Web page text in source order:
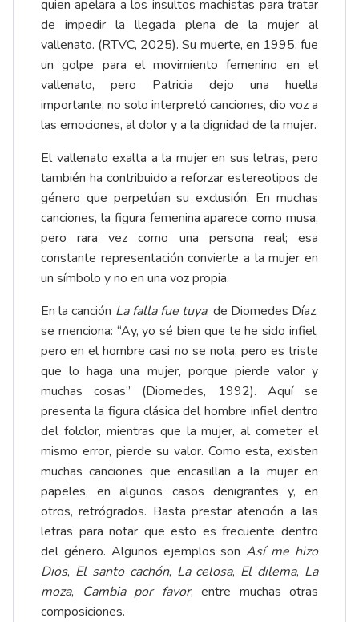
quien apelara a los insultos machistas para tratar
de impedir la llegada plena de la mujer al
vallenato. (RTVC, 2025). Su muerte, en 1995, fue
un golpe para el movimiento femenino en el
vallenato, pero Patricia dejo una huella
importante; no solo interpretó canciones, dio voz a
las emociones, al dolor y a la dignidad de la mujer.
El vallenato exalta a la mujer en sus letras, pero
también ha contribuido a reforzar estereotipos de
género que perpetúan su exclusión. En muchas
canciones, la figura femenina aparece como musa,
pero rara vez como una persona real; esa
constante representación convierte a la mujer en
un símbolo y no en una voz propia.
En la canción La falla fue tuya, de Diomedes Díaz,
se menciona: “Ay, yo sé bien que te he sido infiel,
pero en el hombre casi no se nota, pero es triste
que lo haga una mujer, porque pierde valor y
muchas cosas” (Diomedes, 1992). Aquí se
presenta la figura clásica del hombre infiel dentro
del folclor, mientras que la mujer, al cometer el
mismo error, pierde su valor. Como esta, existen
muchas canciones que encasillan a la mujer en
papeles, en algunos casos denigrantes y, en
otros, retrógrados. Basta prestar atención a las
letras para notar que esto es frecuente dentro
del género. Algunos ejemplos sonAsí me hizo
Dios, El santo cachón, La celosa, El dilema, La
moza, Cambia por favor, entre muchas otras
composiciones.